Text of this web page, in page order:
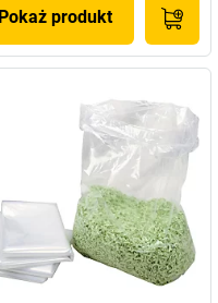
Pokaż produkt